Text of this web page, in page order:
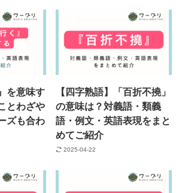
を意味す
とわざや
ズも合わ
【四字熟語】「百折不撓」
の意味は？対義語・類義
語・例文・英語表現をまと
めてご紹介
2025-04-22